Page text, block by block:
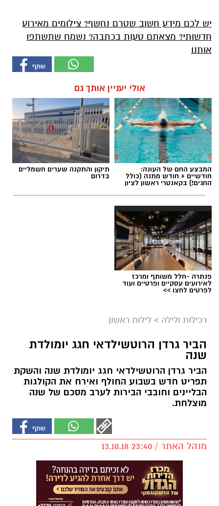
יש לכם מידע חשוב שטרם נחשף? צילומים מאירוע
חדשותי? מצאתם טעות בכתבה? נשמח שתשתפו
אותנו
אולי יעניין אותך גם
המבצע החם של העונה:
חודשיים + חודש מתנה (כולל
החגים!) בקאנטרי ראשון לציון
תיקון והתקנה שערים חשמליים
בדרום
פנתרה -חלל משותף ומרכז
לאירועים עסקיים ופרטיים ועוד
לפרטים לחצו >>
רכילות ולילה > לילות ראשון
הביר גרדן הרוטשילדאי חגג יומולדת
שנה
הביר גרדן הרוטשילדאי חגג יומולדת שנה והשקת
תפריט חדש בשבוע החולף ואירח את הקולגות
הבליינים וחובבי הבירות לערב מסכם של שנה
מוצלחת.
מנהל האתר / 23:40 13.10.18